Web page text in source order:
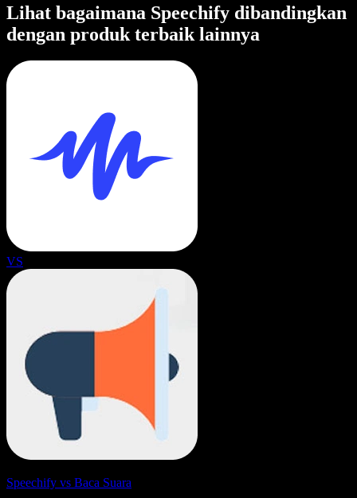
Lihat bagaimana Speechify dibandingkan
dengan produk terbaik lainnya
VS
Speechify vs Baca Suara